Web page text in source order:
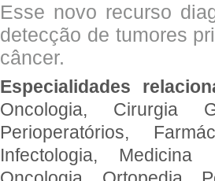
Esse novo recurso
detecção de tumores
câncer.
Especialidades
Oncologia, Cirurgia
Perioperatórios,
Infectologia, Medicina